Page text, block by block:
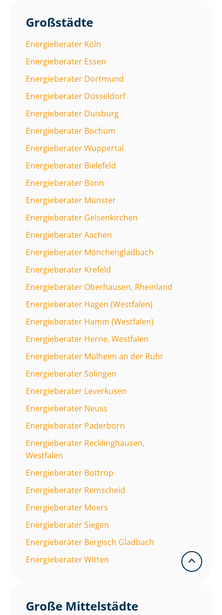
Großstädte
Energieberater Köln
Energieberater Essen
Energieberater Dortmund
Energieberater Düsseldorf
Energieberater Duisburg
Energieberater Bochum
Energieberater Wuppertal
Energieberater Bielefeld
Energieberater Bonn
Energieberater Münster
Energieberater Gelsenkirchen
Energieberater Aachen
Energieberater Mönchengladbach
Energieberater Krefeld
Energieberater Oberhausen, Rheinland
Energieberater Hagen (Westfalen)
Energieberater Hamm (Westfalen)
Energieberater Herne, Westfalen
Energieberater Mülheim an der Ruhr
Energieberater Solingen
Energieberater Leverkusen
Energieberater Neuss
Energieberater Paderborn
Energieberater Recklinghausen,
Westfalen
Energieberater Bottrop
Energieberater Remscheid
Energieberater Moers
Energieberater Siegen
Energieberater Bergisch Gladbach
Energieberater Witten
Große Mittelstädte